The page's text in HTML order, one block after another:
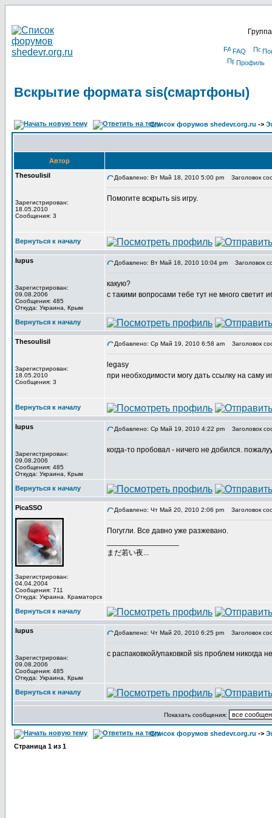
FAQ
Профиль
Вскрытие формата sis(смартфоны)
Список форумов shedevr.org.ru ->
Автор
Thesoulisil
Зарегистрирован:
18.05.2010
Сообщения: 3
Добавлено: Вт Май 18, 2010 5:00 pm Заголовок
Помогите вскрыть sis игру.
Вернуться к началу
lupus
Зарегистрирован:
09.08.2006
Сообщения: 485
Откуда: Украина, Крым
Добавлено: Вт Май 18, 2010 10:04 pm Заголовок
какую?
с такими вопросами тебе тут не много светит
Вернуться к началу
Thesoulisil
Зарегистрирован:
18.05.2010
Сообщения: 3
Добавлено: Ср Май 19, 2010 6:58 am Заголовок
legasy
при необходимости могу дать ссылку на саму
Вернуться к началу
lupus
Зарегистрирован:
09.08.2006
Сообщения: 485
Откуда: Украина, Крым
Добавлено: Ср Май 19, 2010 4:22 pm Заголовок
когда-то пробовал - ничего не добился.
Вернуться к началу
PicaSSO
Зарегистрирован:
04.04.2004
Сообщения: 711
Откуда: Украина. Краматорск
Добавлено: Чт Май 20, 2010 2:06 pm Заголовок
Погугли. Все давно уже разжевано.
まだ若い夜...
Вернуться к началу
lupus
Зарегистрирован:
09.08.2006
Сообщения: 485
Откуда: Украина, Крым
Добавлено: Чт Май 20, 2010 6:25 pm Заголовок
с распаковкой/упаковкой sis проблем никогда
Вернуться к началу
Показать сообщения:
Список форумов shedevr.org.ru ->
Страница 1 из 1